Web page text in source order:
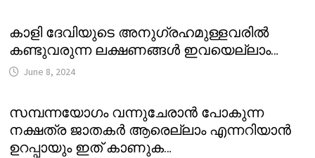
കാളി ദേവിയുടെ അനുഗ്രഹമുള്ളവരിൽ
കണ്ടുവരുന്ന ലക്ഷണങ്ങൾ ഇവയെല്ലാം…
June 8, 2024
സമ്പന്നയോഗം വന്നുചേരാൻ പോകുന്ന
നക്ഷത്ര ജാതകർ ആരെല്ലാം എന്നറിയാൻ
ഉറപ്പായും ഇത് കാണുക…